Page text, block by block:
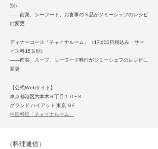
別）
――前菜、シーフード、お食事の３品がジミーシェフのレシピ
に変更
ディナーコース「チャイナルーム」（17,600円税込み・サー
ビス料15％別）
――前菜、スープ、シーフード料理がジミーシェフのレシピに
変更
【公式Webサイト】
東京都港区六本木６丁目１０−３
グランド ハイアット 東京 ６F
中国料理「チャイナルーム」
（料理通信）